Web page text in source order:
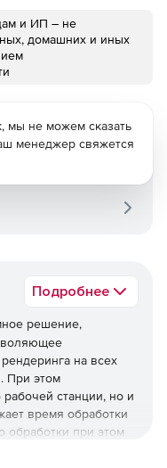
и ИП – не
домашних и иных
Подробнее
решение,
на всех
При этом
станции, но и
время обработки
обработки при этом
мы не можем сказать
менеджер свяжется